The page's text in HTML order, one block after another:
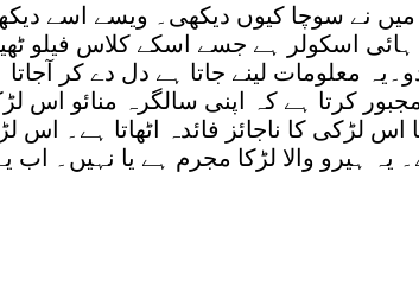
سوچا کیوں دیکھی۔ ویسے اسے دیکھ
اسکولر ہے جسے اسکے کلاس فیلو
معلومات لینے جاتا ہے دل دے کر
کرتا ہے کہ اپنی سالگرہ منائو اس
لڑکی کا ناجائز فائدہ اٹھاتا ہے۔ اس
ہیرو والا لڑکا مجرم ہے یا نہیں۔